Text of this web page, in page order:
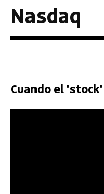
Nasdaq
Cuando el